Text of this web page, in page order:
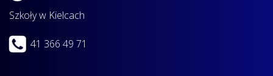
Szkoły w Kielcach
41 366 49 71